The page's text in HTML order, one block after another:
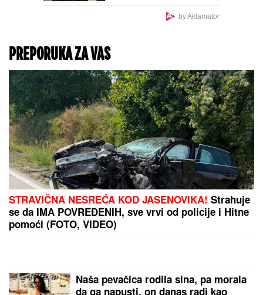
Evropa nespremna za
novu energetsku krizu:
ECB upozorava da je
prostora za pomoć sve
manje